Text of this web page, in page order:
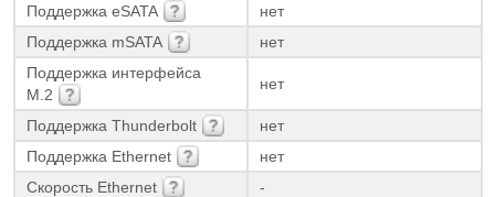
Поддержка eSATA
нет
Поддержка mSATA
нет
Поддержка интерфейса
M.2
нет
Поддержка Thunderbolt
нет
Поддержка Ethernet
нет
Скорость Ethernet
-